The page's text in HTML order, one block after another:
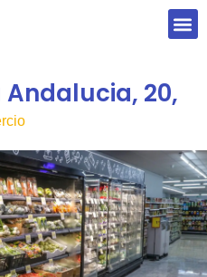
Andalucia, 20,